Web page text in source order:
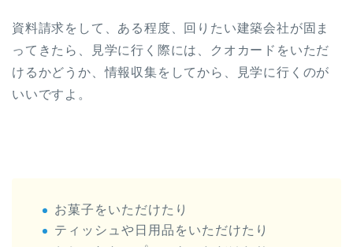
資料請求をして、ある程度、回りたい建築会社が固ま
ってきたら、見学に行く際には、クオカードをいただ
けるかどうか、情報収集をしてから、見学に行くのが
いいですよ。
お菓子をいただけたり
ティッシュや日用品をいただけたり